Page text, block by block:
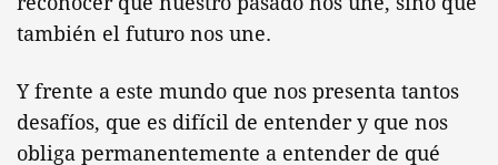
también el futuro nos une.
Y frente a este mundo que nos presenta tantos
desafíos, que es difícil de entender y que nos
obliga permanentemente a entender de qué